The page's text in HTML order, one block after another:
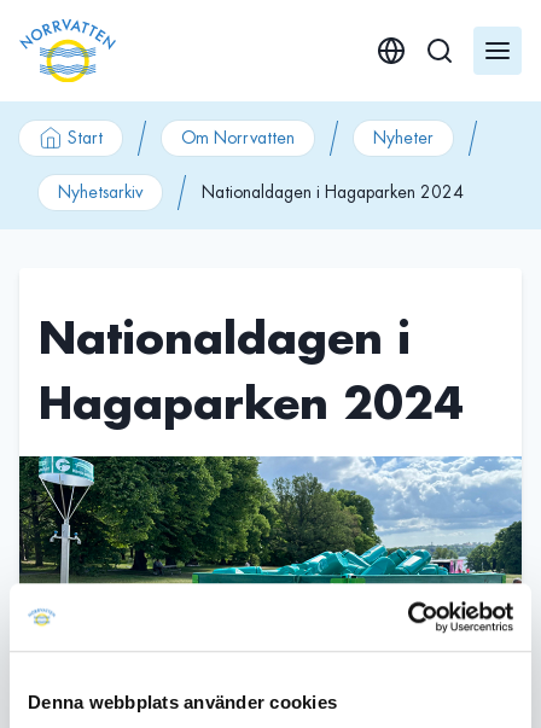
Denna webbplats använder cookies
Start Om Norrvatten Nyheter
Nyhetsarkiv Nationaldagen i Hagaparken 2024
Nationaldagen i
Hagaparken 2024